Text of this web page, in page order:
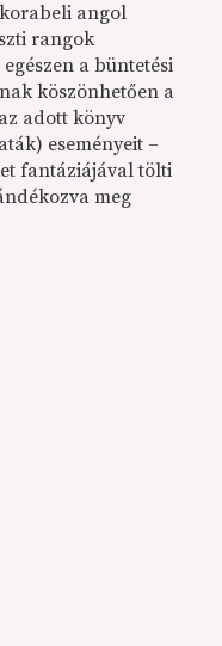
angol
rangok
a büntetési
köszönhetően a
adott könyv
eseményeit –
fantáziájával tölti
meg